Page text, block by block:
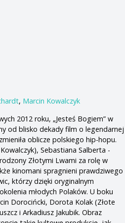
, Marcin Kowalczyk
2012 roku, „Jesteś Bogiem” w
od blisko dekady film o legendarnej
oblicze polskiego hip-hopu.
Sebastiana Salberta -
Złotymi Lwami za rolę w
kinomani spragnieni prawdziwego
którzy dzięki oryginalnym
młodych Polaków. U boku
Dorocińcki, Dorota Kolak (Złote
i Arkadiusz Jakubik. Obraz